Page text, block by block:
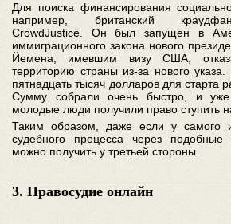
Для поиска финансирования
например, британский
СrowdJustice. Он был запущен в
иммиграционного закона нового
Йемена, имевшим визу США,
территорию страны из-за нового указа.
пятнадцать тысяч долларов для старта
Сумму собрали очень быстро, и уже
молодые люди получили право ступить
Таким образом, даже если у самого
судебного процесса через подобные
можно получить у третьей стороны.
3. Правосудие онлайн